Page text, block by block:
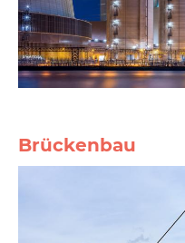
Brückenbau